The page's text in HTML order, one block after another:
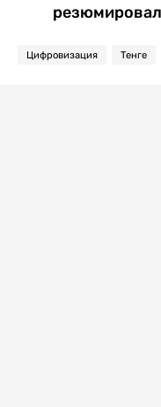
Цифровизация Тенге